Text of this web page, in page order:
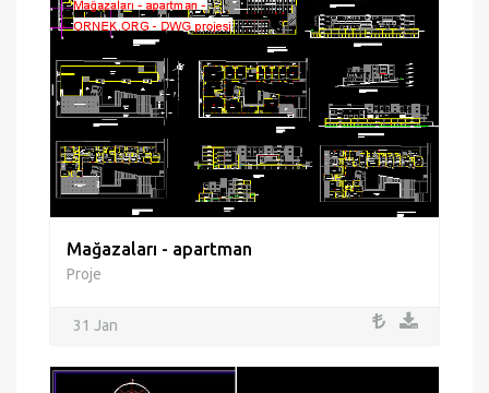
Mağazaları - apartman
Proje
31 Jan